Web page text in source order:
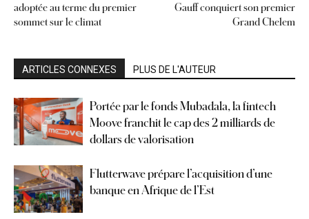
adoptée au terme du premier
sommet sur le climat
Gauff conquiert son premier
Grand Chelem
ARTICLES CONNEXES PLUS DE L'AUTEUR
Portée par le fonds Mubadala, la fintech
Moove franchit le cap des 2 milliards de
dollars de valorisation
Flutterwave prépare l’acquisition d’une
banque en Afrique de l’Est